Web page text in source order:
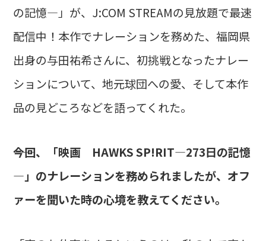
の記憶―」が、J:COM STREAMの見放題で最速
配信中！本作でナレーションを務めた、福岡県
出身の与田祐希さんに、初挑戦となったナレー
ションについて、地元球団への愛、そして本作
品の見どころなどを語ってくれた。
――今回、「映画 HAWKS SP!RIT―273日の記憶
―」のナレーションを務められましたが、オフ
ァーを聞いた時の心境を教えてください。